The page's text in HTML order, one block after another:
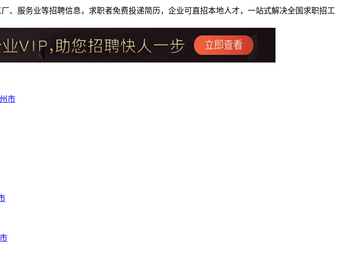
、服务业等招聘信息，求职者免费投递简历，企业可直招本地人才，一站式解决全国求职招工
市